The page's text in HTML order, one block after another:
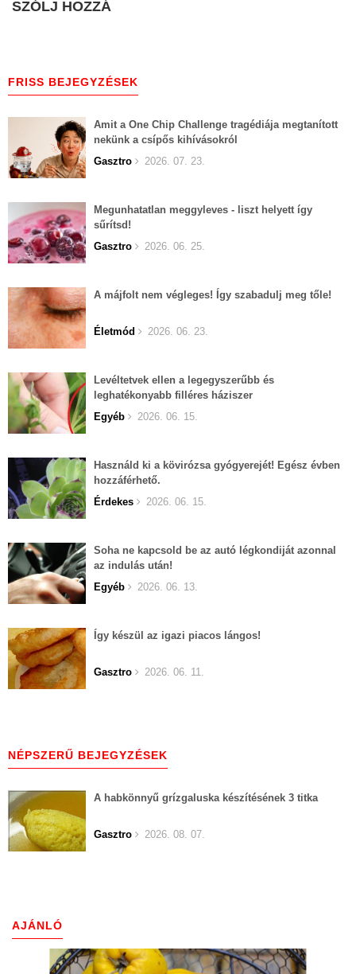
SZÓLJ HOZZÁ
FRISS BEJEGYZÉSEK
Amit a One Chip Challenge tragédiája megtanított
nekünk a csípős kihívásokról
Gasztro
2026. 07. 23.
Megunhatatlan meggyleves - liszt helyett így
sűrítsd!
Gasztro
2026. 06. 25.
A májfolt nem végleges! Így szabadulj meg tőle!
Életmód 2026. 06. 23.
Levéltetvek ellen a legegyszerűbb és
leghatékonyabb filléres háziszer
Egyéb
2026. 06. 15.
Használd ki a kövirózsa gyógyerejét! Egész évben
hozzáférhető.
Érdekes
2026. 06. 15.
Soha ne kapcsold be az autó légkondiját azonnal
az indulás után!
Egyéb
2026. 06. 13.
Így készül az igazi piacos lángos!
Gasztro 2026. 06. 11.
NÉPSZERŰ BEJEGYZÉSEK
A habkönnyű grízgaluska készítésének 3 titka
Gasztro 2026. 08. 07.
AJÁNLÓ